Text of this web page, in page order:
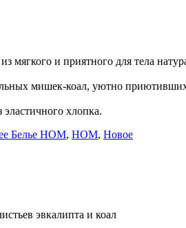
из мягкого и приятного для тела
мишек-коал, уютно
хлопка.
Белье HOM, HOM, Новое
эвкалипта и коал